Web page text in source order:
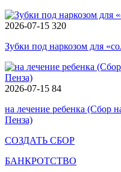
2026-07-15 320
Зубки под наркозом для
2026-07-15 84
на лечение ребенка (Сбор
Пенза)
СОЗДАТЬ СБОР
БАНКРОТСТВО